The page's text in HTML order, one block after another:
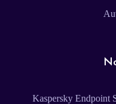
Kaspersky Endpoint